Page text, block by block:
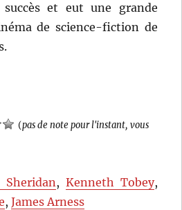
et eut une grande
de science-fiction de
(pas de note pour l'instant, vous
Sheridan, Kenneth Tobey,
,James Arness